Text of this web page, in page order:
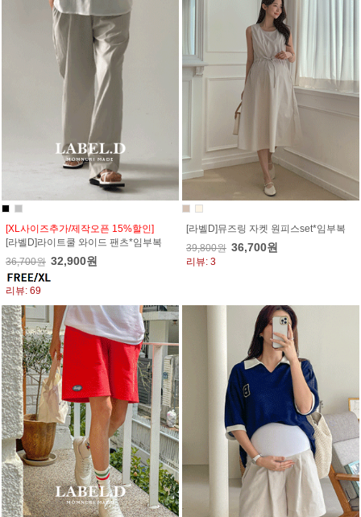
[XL사이즈추가/제작오픈 15%할인]
[라벨D]라이트쿨 와이드 팬츠*임부복
36,700원 32,900원
리뷰: 69
[라벨D]뮤즈링 자켓 원피스set*임부복
39,800원 36,700원
리뷰: 3